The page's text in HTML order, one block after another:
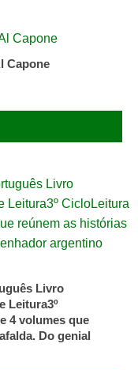
Capone
Livro
Leitura3º
4 volumes que
Do genial